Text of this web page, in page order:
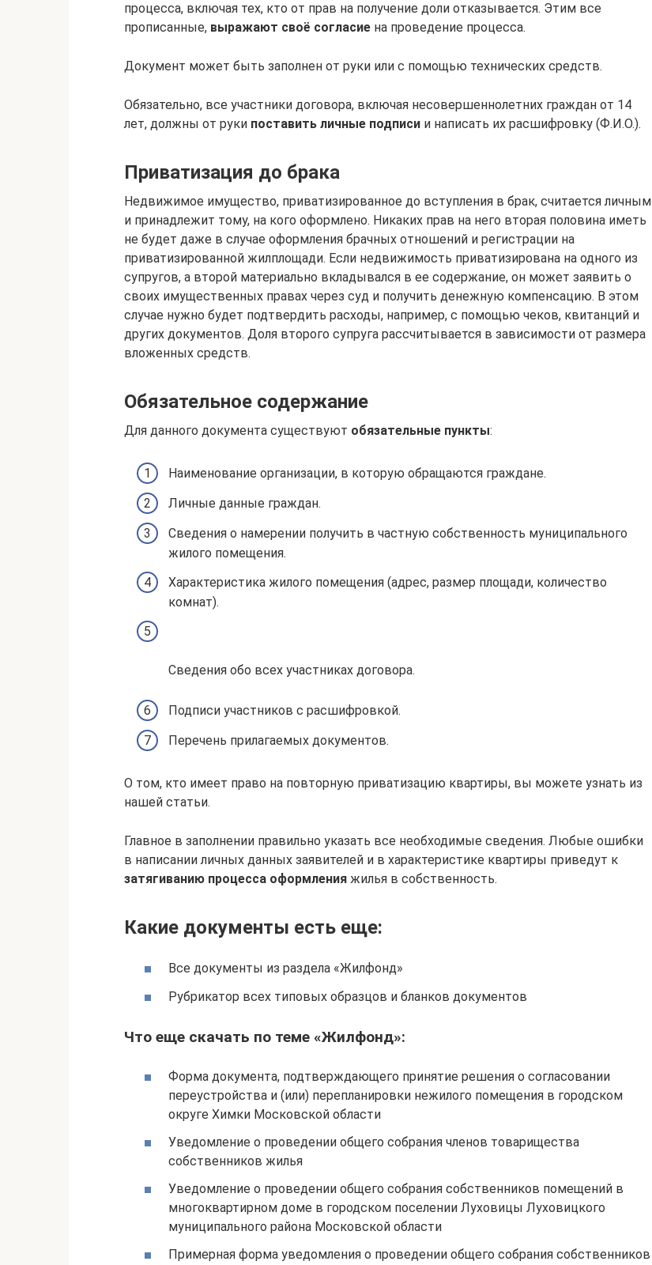
процесса, включая тех, кто от прав на получение доли отказывается. Этим все
прописанные, выражают своё согласие на проведение процесса.
Документ может быть заполнен от руки или с помощью технических средств.
Обязательно, все участники договора, включая несовершеннолетних граждан от 14
лет, должны от руки поставить личные подписи и написать их расшифровку (Ф.И.О.).
Приватизация до брака
Недвижимое имущество, приватизированное до вступления в брак, считается личным
и принадлежит тому, на кого оформлено. Никаких прав на него вторая половина иметь
не будет даже в случае оформления брачных отношений и регистрации на
приватизированной жилплощади. Если недвижимость приватизирована на одного из
супругов, а второй материально вкладывался в ее содержание, он может заявить о
своих имущественных правах через суд и получить денежную компенсацию. В этом
случае нужно будет подтвердить расходы, например, с помощью чеков, квитанций и
других документов. Доля второго супруга рассчитывается в зависимости от размера
вложенных средств.
Обязательное содержание
Для данного документа существуют обязательные пункты:
Наименование организации, в которую обращаются граждане.
Личные данные граждан.
Сведения о намерении получить в частную собственность муниципального
жилого помещения.
Характеристика жилого помещения (адрес, размер площади, количество
комнат).
Сведения обо всех участниках договора.
Подписи участников с расшифровкой.
Перечень прилагаемых документов.
О том, кто имеет право на повторную приватизацию квартиры, вы можете узнать из
нашей статьи.
Главное в заполнении правильно указать все необходимые сведения. Любые ошибки
в написании личных данных заявителей и в характеристике квартиры приведут к
затягиванию процесса оформления жилья в собственность.
Какие документы есть еще:
Все документы из раздела «Жилфонд»
Рубрикатор всех типовых образцов и бланков документов
Что еще скачать по теме «Жилфонд»:
Форма документа, подтверждающего принятие решения о согласовании
переустройства и (или) перепланировки нежилого помещения в городском
округе Химки Московской области
Уведомление о проведении общего собрания членов товарищества
собственников жилья
Уведомление о проведении общего собрания собственников помещений в
многоквартирном доме в городском поселении Луховицы Луховицкого
муниципального района Московской области
Примерная форма уведомления о проведении общего собрания собственников